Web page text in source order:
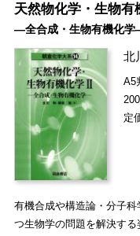
天然物化学・生物有
―全合成・生物有機化
北
A5
定
有機合成や構造論・分子
つ生物学の問題を解決する